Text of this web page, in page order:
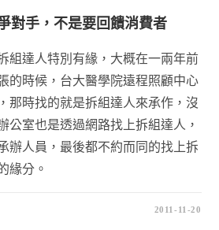
對手，不是要回饋消費者
組達人特別有緣，大概在一兩年前
的時候，台大醫學院遠程照顧中心
那時找的就是拆組達人來承作，沒
公室也是透過網路找上拆組達人，
辦人員，最後都不約而同的找上拆
緣分。
2011-11-20